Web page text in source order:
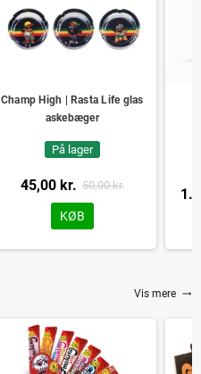
Champ High | Rasta Life glas
askebæger
På lager
45,00 kr. 50,00 kr.
KØB
Vis mere trending_flat